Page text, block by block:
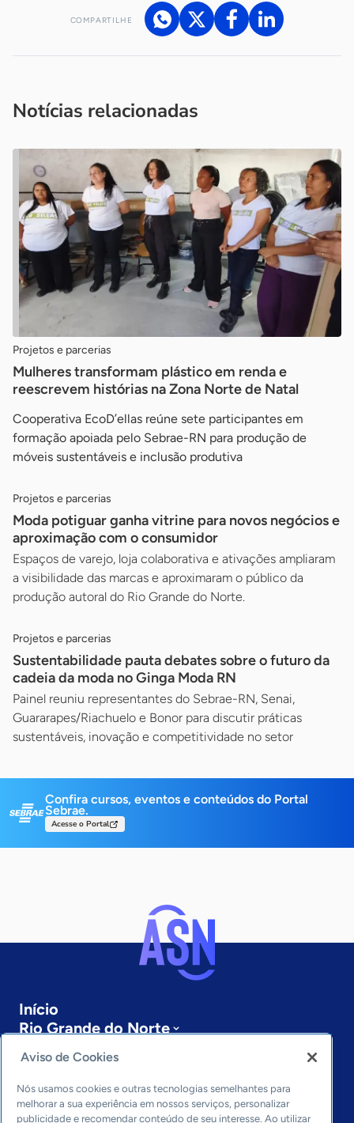
COMPARTILHE
Notícias relacionadas
Projetos e parcerias
Mulheres transformam plástico em renda e
reescrevem histórias na Zona Norte de Natal
Cooperativa EcoD’ellas reúne sete participantes em
formação apoiada pelo Sebrae-RN para produção de
móveis sustentáveis e inclusão produtiva
Projetos e parcerias
Moda potiguar ganha vitrine para novos negócios e
aproximação com o consumidor
Espaços de varejo, loja colaborativa e ativações ampliaram
a visibilidade das marcas e aproximaram o público da
produção autoral do Rio Grande do Norte.
Projetos e parcerias
Sustentabilidade pauta debates sobre o futuro da
cadeia da moda no Ginga Moda RN
Painel reuniu representantes do Sebrae-RN, Senai,
Guararapes/Riachuelo e Bonor para discutir práticas
sustentáveis, inovação e competitividade no setor
Confira cursos, eventos e conteúdos do Portal
Sebrae.
Acesse o Portal
Início
Rio Grande do Norte
Sobre a ASN
Últimas notícias
Entre em contato
Editorias
Aviso de Cookies
Nós usamos cookies e outras tecnologias semelhantes para
melhorar a sua experiência em nossos serviços, personalizar
publicidade e recomendar conteúdo de seu interesse. Ao utilizar